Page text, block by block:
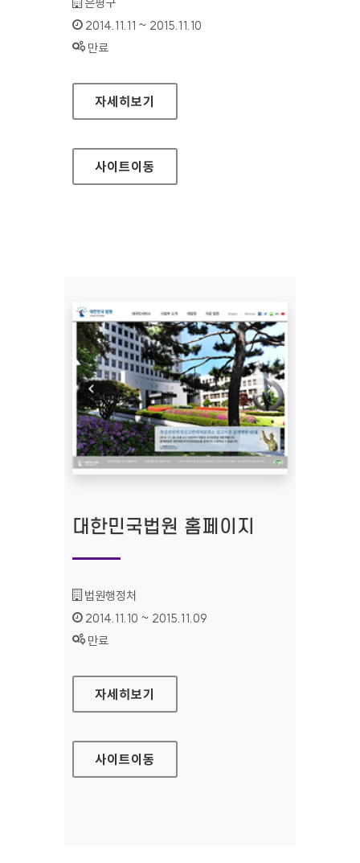
인증기간 :
2014.11.11 ~ 2015.11.10
상태 :
만료
은평구청 홈페이지
자세히보기
사이트이동
대한민국법원 홈페이지
기관명 :
법원행정처
인증기간 :
2014.11.10 ~ 2015.11.09
상태 :
만료
대한민국법원 홈페이지
자세히보기
사이트이동